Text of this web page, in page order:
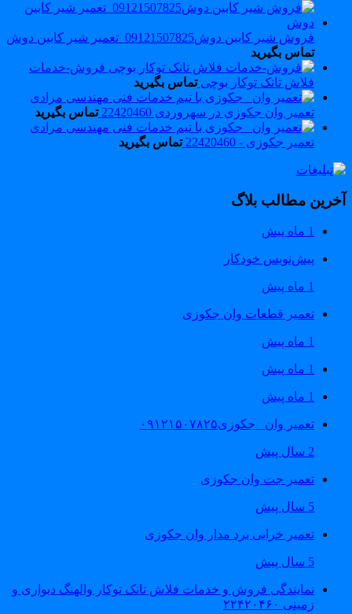
فروش شیر کابین دوش09121507825_تعمیر شیر کابین دوش
تماس بگیرید
فروش-خدمات
فلاش تانک توکار بوچی تماس بگیرید
تعمیر وان جکوزی در سهروردی 22420460 تماس بگیرید
تعمیر جکوزی - 22420460 تماس بگیرید
مطالب بلاگ
1 ماه پیش
پیش‌نویس خودکار
تعمیر قطعات وان جکوزی
1 ماه پیش
1 ماه پیش
تعمیر وان _جکوزی۰۹۱۲۱۵۰۷۸۲۵
تعمیر جت وان جکوزی
تعمیر خرابی برد مدار وان جکوزی
نمایندگی فروش و خدمات فلاش تانک توکار والهنگ دیواری و
زمینی ۲۲۴۲۰۴۶۰